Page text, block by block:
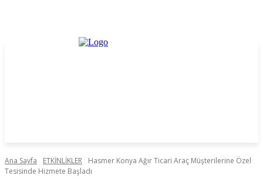
Ana Sayfa ETKİNLİKLER
Hasmer Konya Ağır Ticari Araç Müşterilerine Özel
Tesisinde Hizmete Başladı